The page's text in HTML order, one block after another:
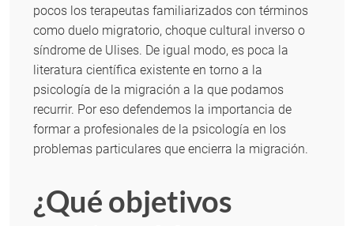
pocos los terapeutas familiarizados con términos
como duelo migratorio, choque cultural inverso o
síndrome de Ulises. De igual modo, es poca la
literatura científica existente en torno a la
psicología de la migración a la que podamos
recurrir. Por eso defendemos la importancia de
formar a profesionales de la psicología en los
problemas particulares que encierra la migración.
¿Qué objetivos